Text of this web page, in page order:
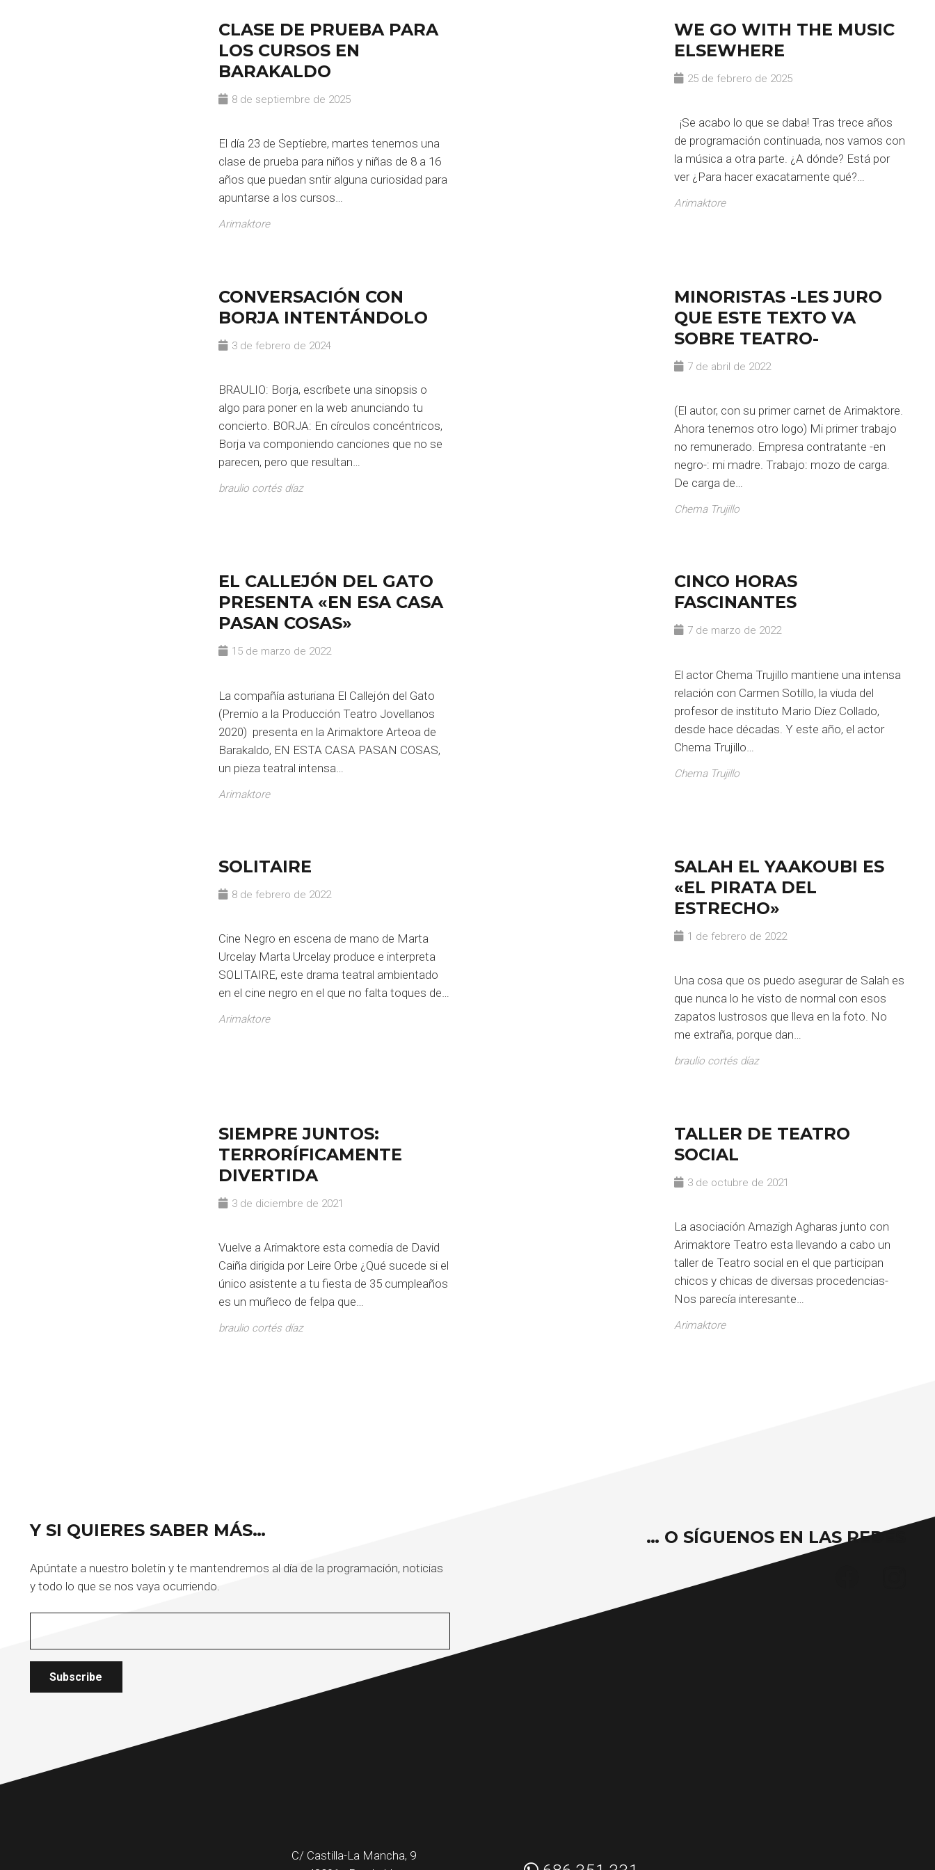
CLASE DE PRUEBA PARA
LOS CURSOS EN
BARAKALDO
8 de septiembre de 2025
El día 23 de Septiebre, martes tenemos una
clase de prueba para niños y niñas de 8 a 16
años que puedan sntir alguna curiosidad para
apuntarse a los cursos…
Arimaktore
WE GO WITH THE MUSIC
ELSEWHERE
25 de febrero de 2025
¡Se acabo lo que se daba! Tras trece años
de programación continuada, nos vamos con
la música a otra parte. ¿A dónde? Está por
ver ¿Para hacer exacatamente qué?…
Arimaktore
CONVERSACIÓN CON
BORJA INTENTÁNDOLO
3 de febrero de 2024
BRAULIO: Borja, escríbete una sinopsis o
algo para poner en la web anunciando tu
concierto. BORJA: En círculos concéntricos,
Borja va componiendo canciones que no se
parecen, pero que resultan…
braulio cortés díaz
MINORISTAS -LES JURO
QUE ESTE TEXTO VA
SOBRE TEATRO-
7 de abril de 2022
(El autor, con su primer carnet de Arimaktore.
Ahora tenemos otro logo) Mi primer trabajo
no remunerado. Empresa contratante -en
negro-: mi madre. Trabajo: mozo de carga.
De carga de…
Chema Trujillo
EL CALLEJÓN DEL GATO
PRESENTA «EN ESA CASA
PASAN COSAS»
15 de marzo de 2022
La compañía asturiana El Callejón del Gato
(Premio a la Producción Teatro Jovellanos
2020) presenta en la Arimaktore Arteoa de
Barakaldo, EN ESTA CASA PASAN COSAS,
un pieza teatral intensa…
Arimaktore
CINCO HORAS
FASCINANTES
7 de marzo de 2022
El actor Chema Trujillo mantiene una intensa
relación con Carmen Sotillo, la viuda del
profesor de instituto Mario Díez Collado,
desde hace décadas. Y este año, el actor
Chema Trujillo…
Chema Trujillo
SOLITAIRE
8 de febrero de 2022
Cine Negro en escena de mano de Marta
Urcelay Marta Urcelay produce e interpreta
SOLITAIRE, este drama teatral ambientado
en el cine negro en el que no falta toques de…
Arimaktore
SALAH EL YAAKOUBI ES
«EL PIRATA DEL
ESTRECHO»
1 de febrero de 2022
Una cosa que os puedo asegurar de Salah es
que nunca lo he visto de normal con esos
zapatos lustrosos que lleva en la foto. No
me extraña, porque dan…
braulio cortés díaz
SIEMPRE JUNTOS:
TERRORÍFICAMENTE
DIVERTIDA
3 de diciembre de 2021
Vuelve a Arimaktore esta comedia de David
Caiña dirigida por Leire Orbe ¿Qué sucede si el
único asistente a tu fiesta de 35 cumpleaños
es un muñeco de felpa que…
braulio cortés díaz
TALLER DE TEATRO
SOCIAL
3 de octubre de 2021
La asociación Amazigh Agharas junto con
Arimaktore Teatro esta llevando a cabo un
taller de Teatro social en el que participan
chicos y chicas de diversas procedencias-
Nos parecía interesante…
Arimaktore
Y SI QUIERES SABER MÁS…
Apúntate a nuestro boletín y te mantendremos al día de la programación, noticias
y todo lo que se nos vaya ocurriendo.
… O SÍGUENOS EN LAS REDES
C/ Castilla-La Mancha, 9